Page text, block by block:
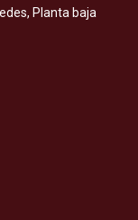
Planta baja